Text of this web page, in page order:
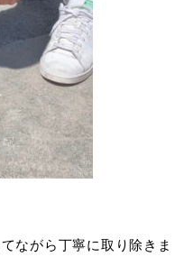
ながら丁寧に取り除きま